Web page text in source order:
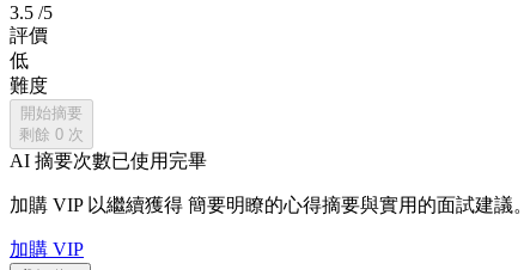
3.5 /5
評價
低
難度
開始摘要
剩餘 0 次
AI 摘要次數已使用完畢
加購 VIP 以繼續獲得 簡要明瞭的心得摘要與實用的面試建議。
加購 VIP